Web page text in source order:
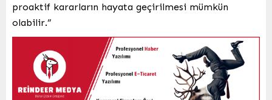
proaktif kararların hayata geçirilmesi mümkün
olabilir.”